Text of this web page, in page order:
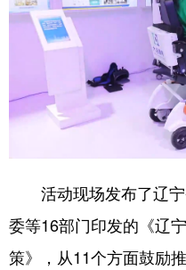
Русский язык
Português
活动现场发布了辽宁
委等16部门印发的《辽
策》，从11个方面鼓励